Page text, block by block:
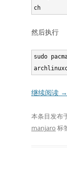
ch
然后执行
sudo
继续阅读 →
本条目发布
manjaro 标